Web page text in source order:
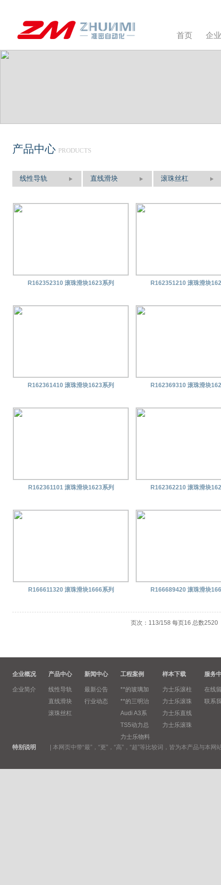
首页 企
产品中心 PRODUCTS
线性导轨 直线滑块 滚珠丝杠
R162352310 滚珠滑块1623系列 R162351210 滚珠滑块
R162361410 滚珠滑块1623系列 R162369310 滚珠滑块
R162361101 滚珠滑块1623系列 R162362210 滚珠滑块
R166611320 滚珠滑块1666系列 R166689420 滚珠滑块
页次：113/158 每页16 总数
企业概况
企业简介
产品中心
线性导轨
直线滑块
滚珠丝杠
新闻中心
最新公告
行业动态
工程案例
**的玻璃加
**的三明治
Audi A3系
TS5动力总
力士乐物料
样本下载
力士乐滚柱
力士乐滚珠
力士乐直线
力士乐滚珠
服务
在线
联系
特别说明 本网页中带“最”，“更”，“高”，“超”等比较词，皆为本产品与本网